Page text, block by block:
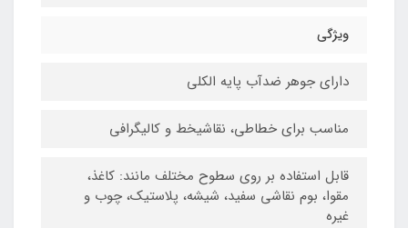
ویژگی
دارای جوهر ضدآب پایه الکلی
مناسب برای خطاطی، نقاشیخط و کالیگرافی
قابل استفاده بر روی سطوح مختلف مانند: کاغذ،
مقوا، بوم نقاشی سفید، شیشه، پلاستیک، چوب و
غیره